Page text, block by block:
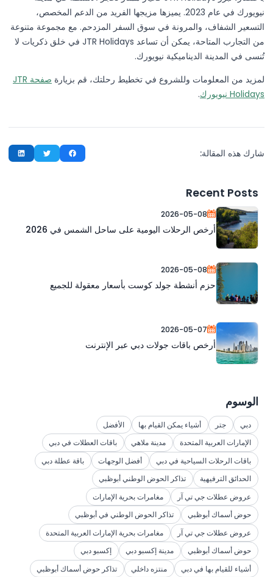
نيويورك في عام 2023. يميزها مزيجها الفريد من الدعم المخصص،
التسعير الشفاف، والمرونة في سوق السفر المزدحم. مع مجموعة متنوعة
من التجارب المتاحة، يمكن أن تساعد JTR Holidays في خلق ذكريات لا
تُنسى في المدينة الديناميكية نيويورك.
لمزيد من المعلومات وللشروع في تخطيط رحلتك، قم بزيارة
صفحة JTR
Holidays نيويورك
.
شارك هذه المقالة:
Recent Posts
2026-05-08
أرخص الرحلات اليومية على ساحل الشمس في 2026
2026-05-08
حزم أنشطة جولد كوست بأسعار معقولة للجميع
2026-05-07
أرخص باقات جولات دبي عبر الإنترنت
الوسوم
دبي جتر أشياء يمكن القيام بها
الأفضل
الإمارات العربية المتحدة
مدينة ملاهي
باقات العطلات في دبي
باقات الرحلات السياحية في دبي
أفضل الوجهات
باقة عطلة دبي
الحدائق الترفيهية
تذاكر الحوض الوطني أبوظبي
عروض عطلات جي تي آر
مغامرات بحرية الإمارات
حوض أسماك أبوظبي
تذاكر الحوض الوطني في أبوظبي
عروض عطلات جي تي آر
مغامرات بحرية الإمارات العربية المتحدة
حوض أسماك أبوظبي
مدينة إكسبو دبي
إكسبو دبي
أشياء للقيام بها في دبي
منتزه داخلي
تذاكر حوض أسماك أبوظبي